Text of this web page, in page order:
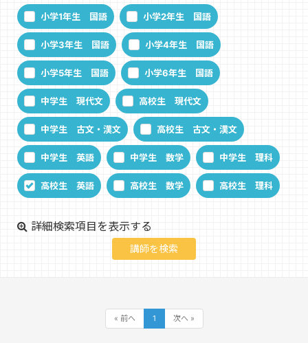
小学1年生 国語 小学2年生 国語
小学3年生 国語 小学4年生 国語
小学5年生 国語 小学6年生 国語
中学生 現代文 高校生 現代文
中学生 古文・漢文 高校生 古文・漢文
中学生 英語 中学生 数学 中学生 理科
高校生 英語 高校生 数学 高校生 理科
詳細検索項目を表示する
« 前へ 1 次へ »